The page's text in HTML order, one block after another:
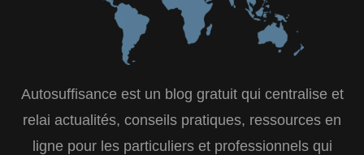
Autosuffisance est un blog gratuit qui centralise et
relai actualités, conseils pratiques, ressources en
ligne pour les particuliers et professionnels qui